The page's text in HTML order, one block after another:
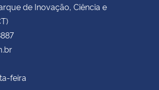
de Inovação, Ciência e
feira